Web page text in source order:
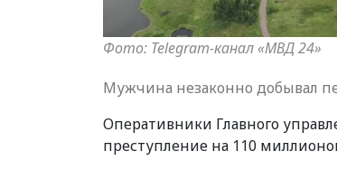
Фото: Telegram-канал «МВД 24»
Мужчина незаконно добывал
Оперативники Главного
преступление на 110